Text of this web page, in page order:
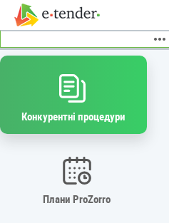
Конкурентні процедури
Плани ProZorro